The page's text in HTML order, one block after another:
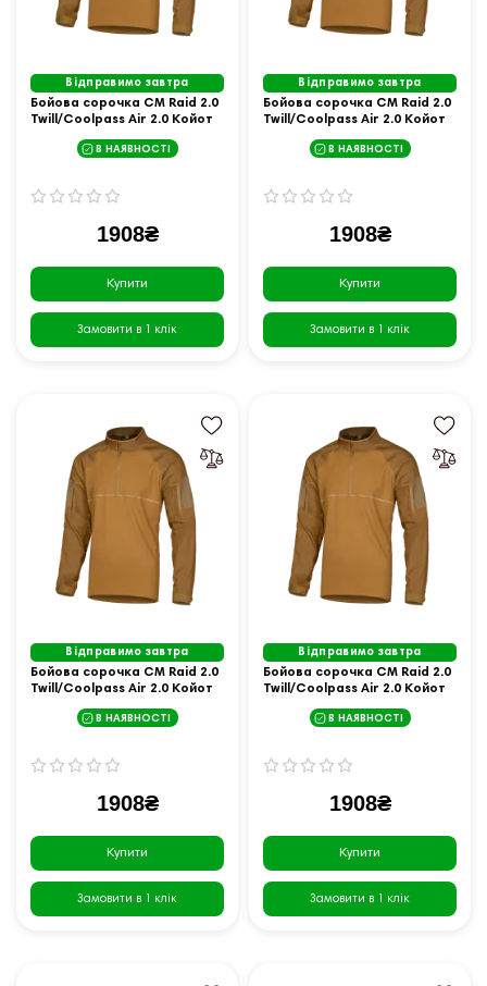
Відправимо завтра
Бойова сорочка CM Raid 2.0
Twill/Coolpass Air 2.0 Койот
В НАЯВНОСТІ
1908₴
Купити
Замовити в 1 клік
Відправимо завтра
Бойова сорочка CM Raid 2.0
Twill/Coolpass Air 2.0 Койот
В НАЯВНОСТІ
1908₴
Купити
Замовити в 1 клік
Відправимо завтра
Бойова сорочка CM Raid 2.0
Twill/Coolpass Air 2.0 Койот
В НАЯВНОСТІ
1908₴
Купити
Замовити в 1 клік
Відправимо завтра
Бойова сорочка CM Raid 2.0
Twill/Coolpass Air 2.0 Койот
В НАЯВНОСТІ
1908₴
Купити
Замовити в 1 клік